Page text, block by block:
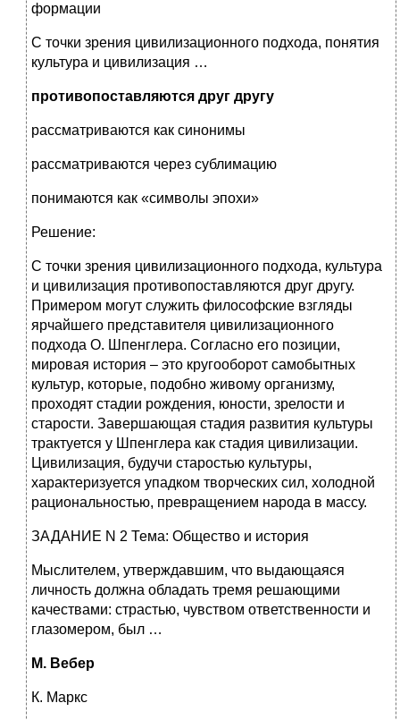
формации
С точки зрения цивилизационного подхода, понятия
культура и цивилизация …
противопоставляются друг другу
рассматриваются как синонимы
рассматриваются через сублимацию
понимаются как «символы эпохи»
Решение:
С точки зрения цивилизационного подхода, культура
и цивилизация противопоставляются друг другу.
Примером могут служить философские взгляды
ярчайшего представителя цивилизационного
подхода О. Шпенглера. Согласно его позиции,
мировая история – это кругооборот самобытных
культур, которые, подобно живому организму,
проходят стадии рождения, юности, зрелости и
старости. Завершающая стадия развития культуры
трактуется у Шпенглера как стадия цивилизации.
Цивилизация, будучи старостью культуры,
характеризуется упадком творческих сил, холодной
рациональностью, превращением народа в массу.
ЗАДАНИЕ N 2 Тема: Общество и история
Мыслителем, утверждавшим, что выдающаяся
личность должна обладать тремя решающими
качествами: страстью, чувством ответственности и
глазомером, был …
М. Вебер
К. Маркс